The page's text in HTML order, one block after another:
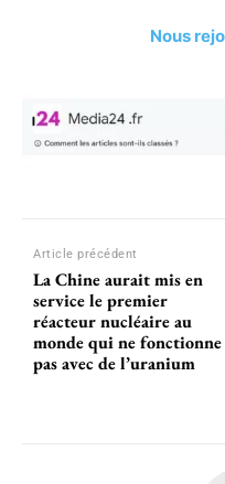
Nous
Article précédent
La Chine aurait mis en
service le premier
réacteur nucléaire au
monde qui ne fonctionne
pas avec de l’uranium